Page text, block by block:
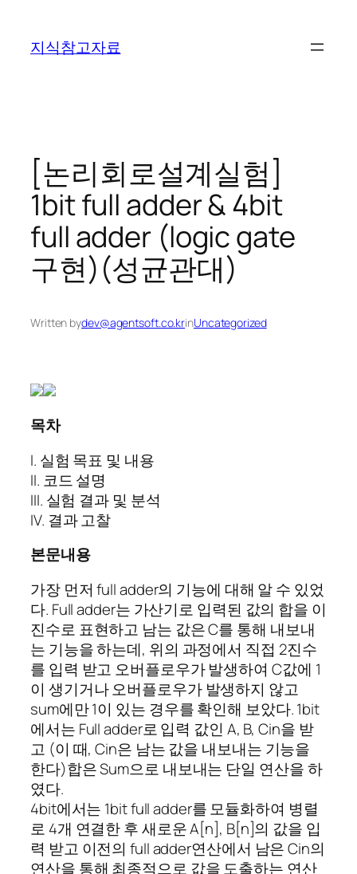
지식참고자료
[논리회로설계실험]
1bit full adder & 4bit
full adder (logic gate
구현)(성균관대)
Written bydev@agentsoft.co.krinUncategorized
목차
I. 실험 목표 및 내용
II. 코드 설명
III. 실험 결과 및 분석
IV. 결과 고찰
본문내용
가장 먼저 full adder의 기능에 대해 알 수 있었
다. Full adder는 가산기로 입력된 값의 합을 이
진수로 표현하고 남는 값은 C를 통해 내보내
는 기능을 하는데, 위의 과정에서 직접 2진수
를 입력 받고 오버플로우가 발생하여 C값에 1
이 생기거나 오버플로우가 발생하지 않고
sum에만 1이 있는 경우를 확인해 보았다. 1bit
에서는 Full adder로 입력 값인 A, B, Cin을 받
고 (이 때, Cin은 남는 값을 내보내는 기능을
한다)합은 Sum으로 내보내는 단일 연산을 하
였다.
4bit에서는 1bit full adder를 모듈화하여 병렬
로 4개 연결한 후 새로운 A[n], B[n]의 값을 입
력 받고 이전의 full adder연산에서 남은 Cin의
연산을 통해 최종적으로 값을 도출하는 연산